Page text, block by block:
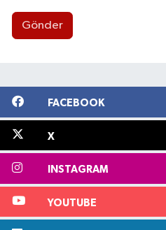
Gönder
FACEBOOK
X
INSTAGRAM
YOUTUBE